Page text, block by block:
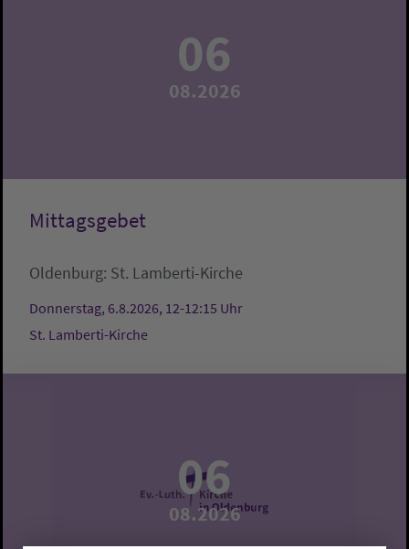
06
08.2026
Mittagsgebet
Oldenburg: St. Lamberti-Kirche
Donnerstag, 6.8.2026, 12-12:15 Uhr
St. Lamberti-Kirche
06
08.2026